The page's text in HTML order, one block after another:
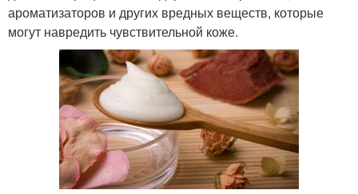
ароматизаторов и других вредных веществ, которые
могут навредить чувствительной коже.